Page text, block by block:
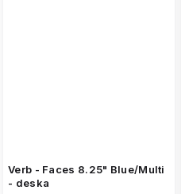
Verb - Faces 8.25" Blue/Multi
- deska